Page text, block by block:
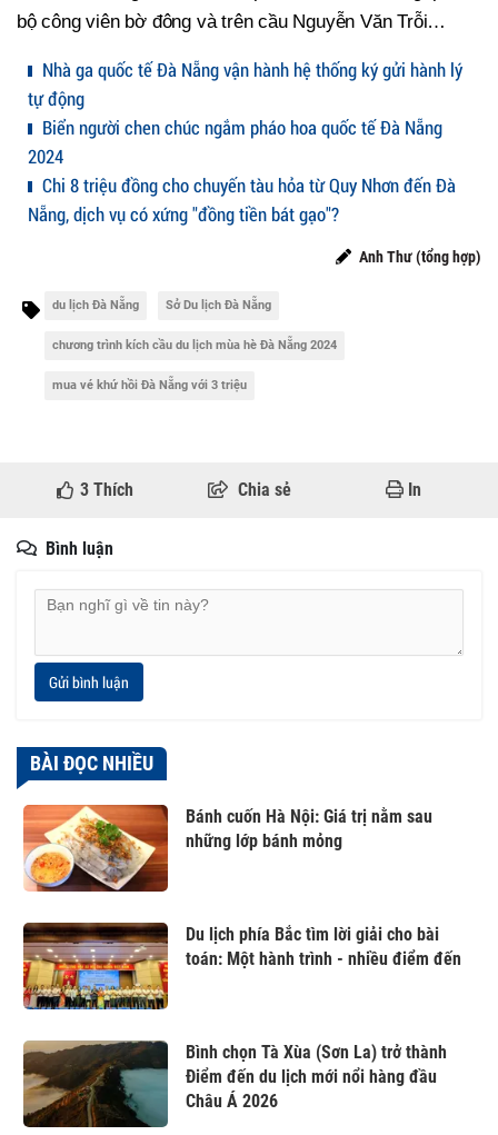
bộ công viên bờ đông và trên cầu Nguyễn Văn Trỗi…
Nhà ga quốc tế Đà Nẵng vận hành hệ thống ký gửi hành lý
tự động
Biển người chen chúc ngắm pháo hoa quốc tế Đà Nẵng
2024
Chi 8 triệu đồng cho chuyến tàu hỏa từ Quy Nhơn đến Đà
Nẵng, dịch vụ có xứng "đồng tiền bát gạo"?
Anh Thư (tổng hợp)
du lịch Đà Nẵng Sở Du lịch Đà Nẵng
chương trình kích cầu du lịch mùa hè Đà Nẵng 2024
mua vé khứ hồi Đà Nẵng với 3 triệu
3Thích Chia sẻ In
Bình luận
Gửi bình luận
BÀI ĐỌC NHIỀU
Bánh cuốn Hà Nội: Giá trị nằm sau
những lớp bánh mỏng
Du lịch phía Bắc tìm lời giải cho bài
toán: Một hành trình - nhiều điểm đến
Bình chọn Tà Xùa (Sơn La) trở thành
Điểm đến du lịch mới nổi hàng đầu
Châu Á 2026